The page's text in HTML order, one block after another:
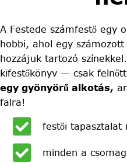
A Festede számfestő egy
hobbi, ahol egy
hozzájuk tartozó
kifestőkönyv — csak
egy gyönyörű alkotás,
falra!
festői tapasztalat
minden a